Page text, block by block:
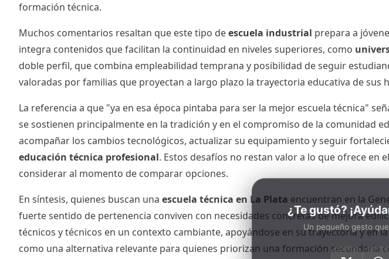
formación técnica.
Muchos comentarios resaltan que este tipo deescuela industrial prepara a
integra contenidos que facilitan la continuidad en niveles superiores, como
doble perfil, que combina empleabilidad temprana y posibilidad de seguir
valoradas por familias que proyectan a largo plazo la trayectoria educativa de sus
La referencia a que "ya en esa época pintaba para ser la mejor escuela técnica"
se sostienen principalmente en la tradición y en el compromiso de la comunidad
acompañar los cambios tecnológicos, actualizar su equipamiento y seguir
educación técnica profesional. Estos desafíos no restan valor a lo que ofrece en
considerar al momento de comparar opciones.
En síntesis, quienes buscan una escuela técnica en La Plata encuentran en la
fuerte sentido de pertenencia conviven con necesidades concretas de mejora
técnicos y técnicos en un contexto cambiante, apoyándose en su trayectoria y en
como una alternativa relevante para quienes priorizan una formación secundaria
¿Te gustó?
Un pequeño gesto